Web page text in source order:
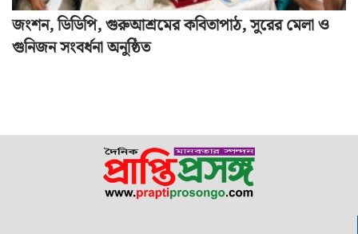
জংশন, ডিডিপি, গুরুআশ্রমের কবিতাপাঠ, সুরের মেলা ও
গুনিজন সংবর্ধনা অনুষ্ঠিত